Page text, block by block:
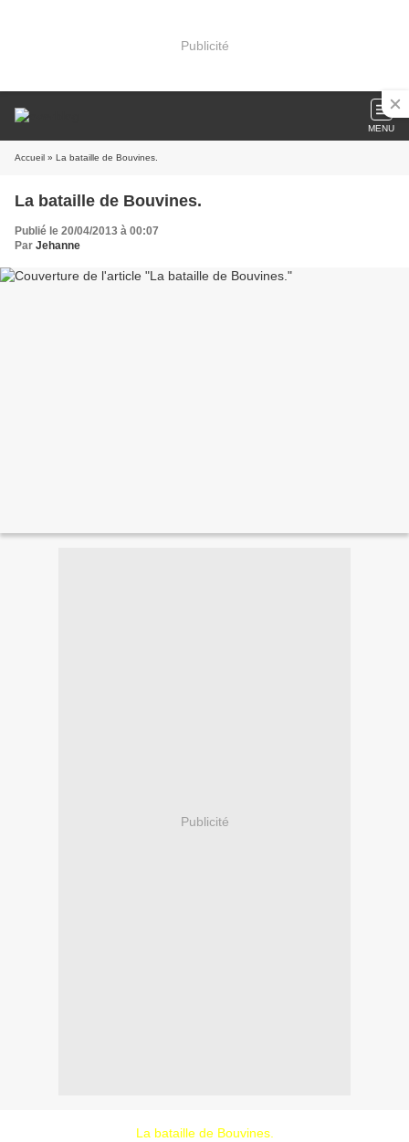
Publicité
MENU
Accueil » La bataille de Bouvines.
La bataille de Bouvines.
Publié le 20/04/2013 à 00:07
Par Jehanne
Publicité
La bataille de Bouvines.